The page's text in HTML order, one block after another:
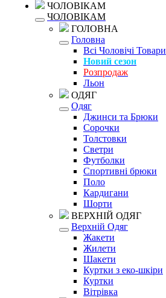
ЧОЛОВІКАМ
ЧОЛОВІКАМ
ГОЛОВНА
Головна
Всі Чоловічі Товари
Новий сезон
Розпродаж
Льон
ОДЯГ
Одяг
Джинси та Брюки
Сорочки
Толстовки
Светри
Футболки
Спортивні брюки
Поло
Кардигани
Шорти
ВЕРХНІЙ ОДЯГ
Верхній Одяг
Жакети
Жилети
Шакети
Куртки з еко-шкіри
Куртки
Вітрівка